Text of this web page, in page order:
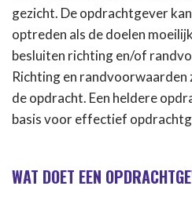
gezicht. De opdrachtgever
optreden als de doelen
besluiten richting en/of
Richting en randvoorwaarden
de opdracht. Een heldere
basis voor effectief
WAT DOET EEN